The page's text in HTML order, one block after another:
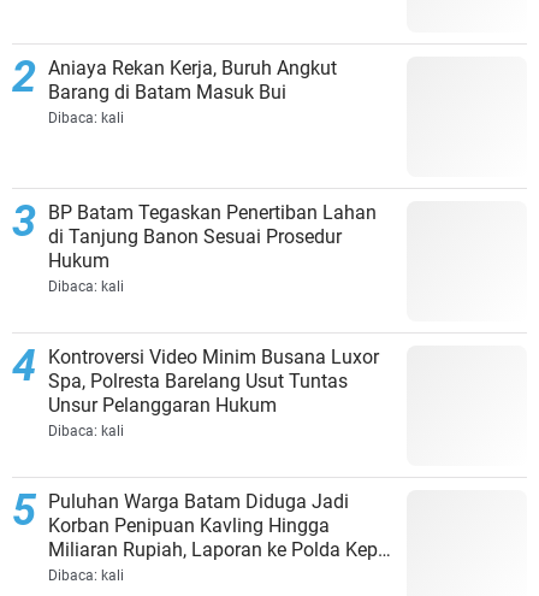
Aniaya Rekan Kerja, Buruh Angkut
Barang di Batam Masuk Bui
Dibaca: kali
BP Batam Tegaskan Penertiban Lahan
di Tanjung Banon Sesuai Prosedur
Hukum
Dibaca: kali
Kontroversi Video Minim Busana Luxor
Spa, Polresta Barelang Usut Tuntas
Unsur Pelanggaran Hukum
Dibaca: kali
Puluhan Warga Batam Diduga Jadi
Korban Penipuan Kavling Hingga
Miliaran Rupiah, Laporan ke Polda Kepri
Jalan di Tempat?
Dibaca: kali